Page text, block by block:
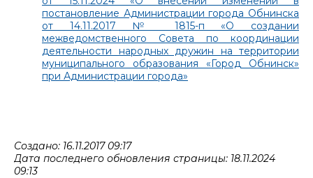
постановление Администрации города Обнинска
от 14.11.2017 № 1815-п «О создании
межведомственного Совета по координации
деятельности народных дружин на территории
муниципального образования «Город Обнинск»
при Администрации города»
Создано: 16.11.2017 09:17
Дата последнего обновления страницы: 18.11.2024
09:13